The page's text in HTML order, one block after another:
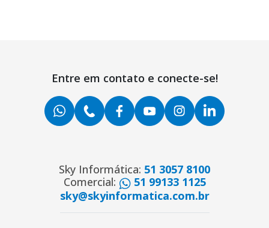
Entre em contato e conecte-se!
Sky Informática: 51 3057 8100
Comercial:
51 99133 1125
sky@skyinformatica.com.br